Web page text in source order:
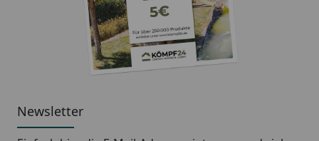
Newsletter